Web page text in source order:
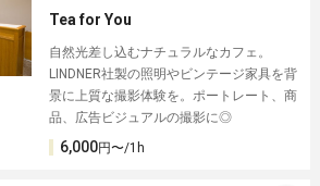
Tea for You
自然光差し込むナチュラルなカフェ。
LINDNER社製の照明やビンテージ家具を背
景に上質な撮影体験を。ポートレート、商
品、広告ビジュアルの撮影に◎
6,000円〜/1h